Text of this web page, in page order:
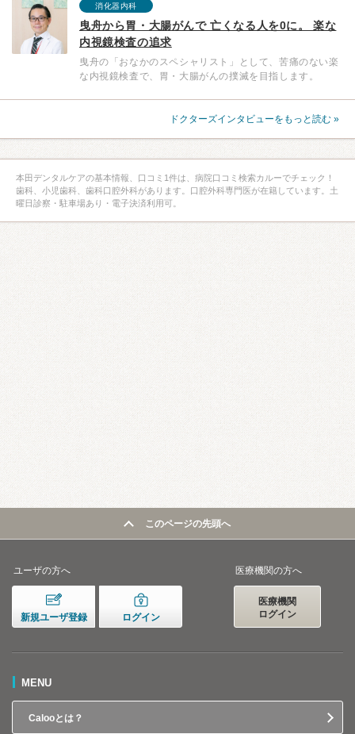
消化器内科
曳舟から胃・大腸がんで 亡くなる人を0に。 楽な
内視鏡検査の追求
曳舟の「おなかのスペシャリスト」として、苦痛のない楽
な内視鏡検査で、胃・大腸がんの撲滅を目指します。
ドクターズインタビューをもっと読む »
本田デンタルケアの基本情報、口コミ1件は、病院口コミ検索カルーでチェック！
歯科、小児歯科、歯科口腔外科があります。口腔外科専門医が在籍しています。土
曜日診察・駐車場あり・電子決済利用可。
このページの先頭へ
ユーザの方へ
新規ユーザ登録 ログイン
医療機関の方へ
医療機関
ログイン
MENU
Calooとは？